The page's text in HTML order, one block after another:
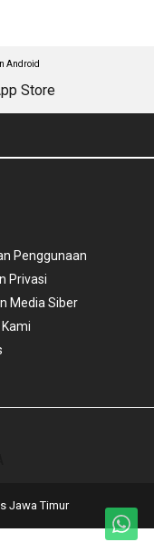
Android
Penggunaan
Privasi
Media Siber
Jawa Timur